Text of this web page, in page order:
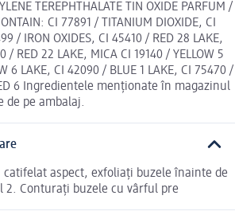
TEREPHTHALATE TIN OXIDE PARFUM /
CI 77891 / TITANIUM DIOXIDE, CI
/ IRON OXIDES, CI 45410 / RED 28 LAKE,
/ RED 22 LAKE, MICA CI 19140 / YELLOW 5
6 LAKE, CI 42090 / BLUE 1 LAKE, CI 75470 /
6 Ingredientele menționate în magazinul
de pe ambalaj.
catifelat aspect, exfoliați buzele înainte de
2. Conturați buzele cu vârful pre